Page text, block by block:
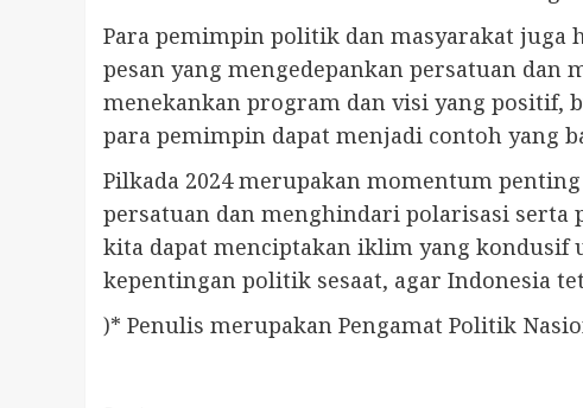
Para pemimpin politik dan masyarakat juga
pesan yang mengedepankan persatuan
menekankan program dan visi yang positif,
para pemimpin dapat menjadi contoh yang
Pilkada 2024 merupakan momentum
persatuan dan menghindari polarisasi serta
kita dapat menciptakan iklim yang kondusif
kepentingan politik sesaat, agar Indonesia
)* Penulis merupakan Pengamat Politik